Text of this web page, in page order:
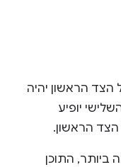
הראשון יהיה
יופיע
הצד הראשון.
התוכן